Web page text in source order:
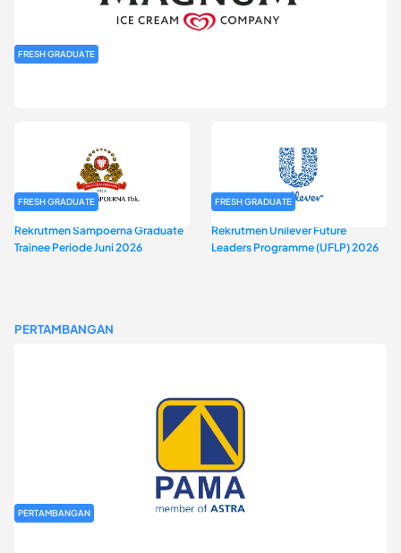
FRESH GRADUATE
FRESH GRADUATE
Rekrutmen Sampoerna Graduate
Trainee Periode Juni 2026
FRESH GRADUATE
Rekrutmen Unilever Future
Leaders Programme (UFLP) 2026
PERTAMBANGAN
PERTAMBANGAN